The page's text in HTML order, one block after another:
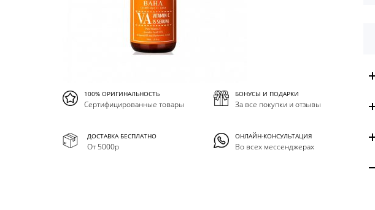
100% ОРИГИНАЛЬНОСТЬ
Сертифицированные товары
БОНУСЫ И ПОДАРКИ
За все покупки и отзывы
ДОСТАВКА БЕСПЛАТНО
От 5000р
ОНЛАЙН-КОНСУЛЬТАЦИЯ
Во всех мессенджерах